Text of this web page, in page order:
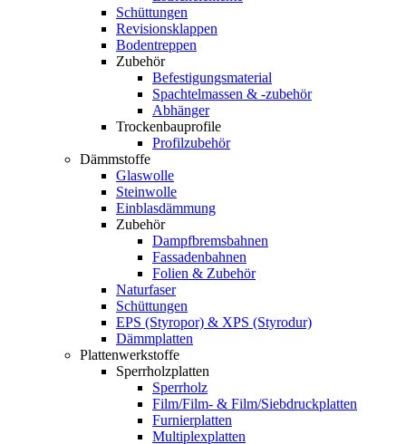
Schüttungen
Revisionsklappen
Bodentreppen
Zubehör
Befestigungsmaterial
Spachtelmassen & -zubehör
Abhänger
Trockenbauprofile
Profilzubehör
Dämmstoffe
Glaswolle
Steinwolle
Einblasdämmung
Zubehör
Dampfbremsbahnen
Fassadenbahnen
Folien & Zubehör
Naturfaser
Schüttungen
EPS (Styropor) & XPS (Styrodur)
Dämmplatten
Plattenwerkstoffe
Sperrholzplatten
Sperrholz
Film/Film- & Film/Siebdruckplatten
Furnierplatten
Multiplexplatten